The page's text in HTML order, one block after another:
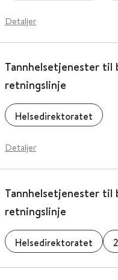
Detaljer
Tannhelsetjenester til
retningslinje
Helsedirektoratet
Detaljer
Tannhelsetjenester til
retningslinje
Helsedirektoratet